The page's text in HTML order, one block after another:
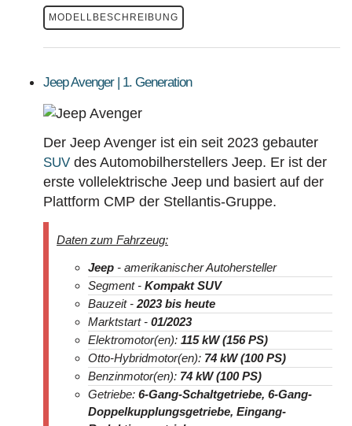
MODELLBESCHREIBUNG
Jeep Avenger | 1. Generation
Der Jeep Avenger ist ein seit 2023 gebauter
SUV des Automobilherstellers Jeep. Er ist der
erste vollelektrische Jeep und basiert auf der
Plattform CMP der Stellantis-Gruppe.
Daten zum Fahrzeug:
Jeep - amerikanischer Autohersteller
Segment - Kompakt SUV
Bauzeit - 2023bis heute
Marktstart - 01/2023
Elektromotor(en): 115 kW (156 PS)
Otto-Hybridmotor(en): 74 kW (100 PS)
Benzinmotor(en): 74 kW (100 PS)
Getriebe: 6-Gang-Schaltgetriebe, 6-Gang-
Doppelkupplungsgetriebe, Eingang-